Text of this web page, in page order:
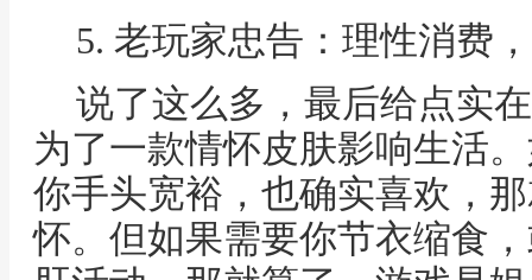
5. 老玩家忠告：理性消费
说了这么多，最后给点实
为了一款情怀皮肤影响生活
你手头宽裕，也确实喜欢，
怀。但如果需要你节衣缩食